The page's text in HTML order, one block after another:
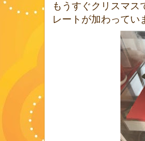
もうすぐクリスマス
レートが加わってい